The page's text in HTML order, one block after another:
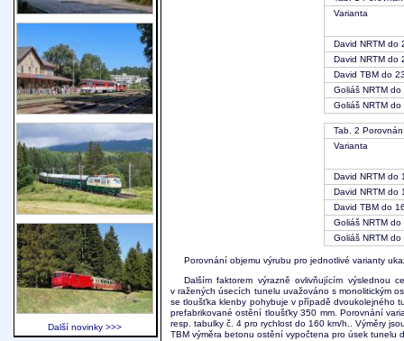
Varianta
David NRTM do
David NRTM do
David TBM do
Goliáš NRTM
Goliáš NRTM
Tab. 2
Varianta
David NRTM do
David NRTM do
David TBM do
Goliáš NRTM
Goliáš NRTM
Porovnání objemu výrubu pro jednotlivé varianty
Dalším faktorem výrazně ovlivňujícím
v ražených úsecích tunelu uvažováno s monolitickým
se tloušťka klenby pohybuje v případě dvoukolejného
prefabrikované ostění tloušťky 350 mm. Porovnání
resp. tabulky č. 4 pro rychlost do 160 km/h.. Výměry
TBM výměra betonu ostění vypočtena pro úsek tunelu
Další novinky >>>